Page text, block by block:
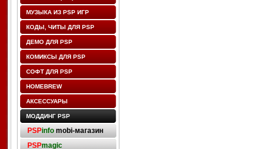
МУЗЫКА ИЗ PSP ИГР
КОДЫ, ЧИТЫ ДЛЯ PSP
ДЕМО ДЛЯ PSP
КОМИКСЫ ДЛЯ PSP
СОФТ ДЛЯ PSP
HOMEBREW
АКСЕССУАРЫ
МОДДИНГ PSP
PSPinfo mobi-магазин
PSPmagic